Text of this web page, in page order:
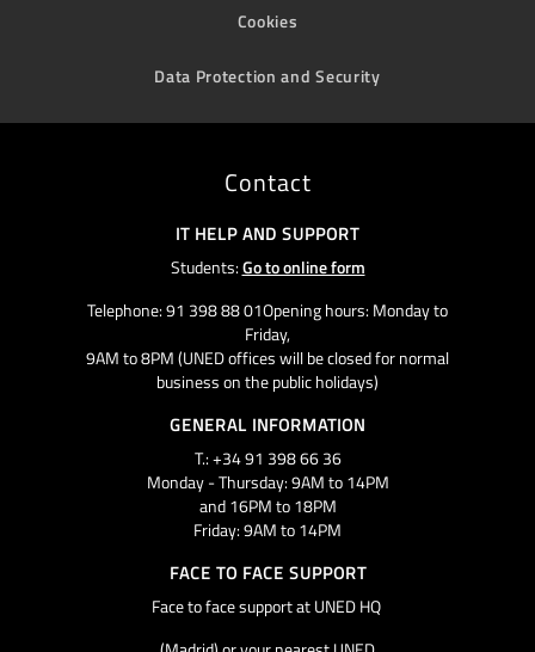
Cookies
Data Protection and Security
Contact
IT HELP AND SUPPORT
Students:Go to online form
Telephone: 91 398 88 01Opening hours: Monday to
Friday,
9AM to 8PM (UNED offices will be closed for normal
business on the public holidays)
GENERAL INFORMATION
T.: +34 91 398 66 36
Monday - Thursday: 9AM to 14PM
and 16PM to 18PM
Friday: 9AM to 14PM
FACE TO FACE SUPPORT
Face to face support at UNED HQ